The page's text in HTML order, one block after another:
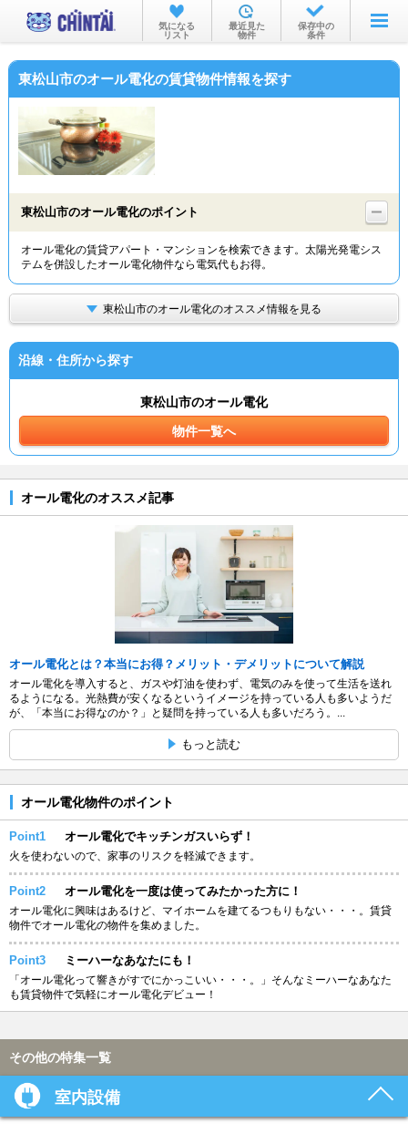
お部屋を探す
沿線・駅から
物件特集から
TOP
気になる
リスト
最近見た
物件
保存中の
条件
東松山市のオール電化の賃貸物件情報を探す
東松山市のオール電化のポイント
オール電化の賃貸アパート・マンションを検索できます。太陽光発電シス
テムを併設したオール電化物件なら電気代もお得。
東松山市のオール電化のオススメ情報を見る
沿線・住所から探す
東松山市のオール電化
物件一覧へ
オール電化のオススメ記事
オール電化とは？本当にお得？メリット・デメリットについて解説
オール電化を導入すると、ガスや灯油を使わず、電気のみを使って生活を送れ
るようになる。光熱費が安くなるというイメージを持っている人も多いようだ
が、「本当にお得なのか？」と疑問を持っている人も多いだろう。...
もっと読む
オール電化物件のポイント
Point1 オール電化でキッチンガスいらず！
火を使わないので、家事のリスクを軽減できます。
Point2 オール電化を一度は使ってみたかった方に！
オール電化に興味はあるけど、マイホームを建てるつもりもない・・・。賃貸
物件でオール電化の物件を集めました。
Point3 ミーハーなあなたにも！
「オール電化って響きがすでにかっこいい・・・。」そんなミーハーなあなた
も賃貸物件で気軽にオール電化デビュー！
その他の特集一覧
室内設備